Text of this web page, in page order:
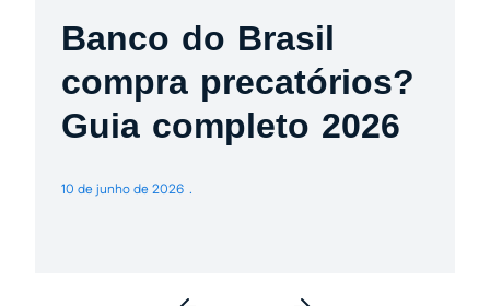
Banco do Brasil
compra precatórios?
Guia completo 2026
10 de junho de 2026